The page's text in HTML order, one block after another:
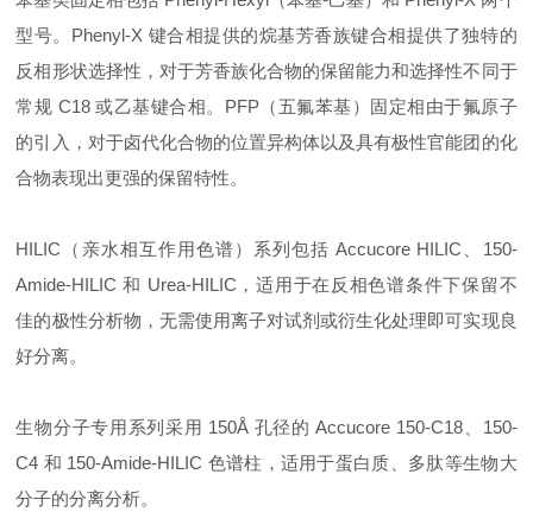
型号。Phenyl-X 键合相提供的烷基芳香族键合相提供了独特的
反相形状选择性，对于芳香族化合物的保留能力和选择性不同于
常规 C18 或乙基键合相。PFP（五氟苯基）固定相由于氟原子
的引入，对于卤代化合物的位置异构体以及具有极性官能团的化
合物表现出更强的保留特性。
HILIC（亲水相互作用色谱）系列包括 Accucore HILIC、150-
Amide-HILIC 和 Urea-HILIC，适用于在反相色谱条件下保留不
佳的极性分析物，无需使用离子对试剂或衍生化处理即可实现良
好分离。
生物分子专用系列采用 150Å 孔径的 Accucore 150-C18、150-
C4 和 150-Amide-HILIC 色谱柱，适用于蛋白质、多肽等生物大
分子的分离分析。